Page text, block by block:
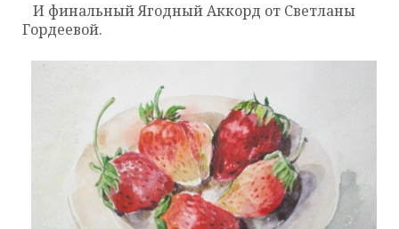
И финальный Ягодный Аккорд от Светланы
Гордеевой.